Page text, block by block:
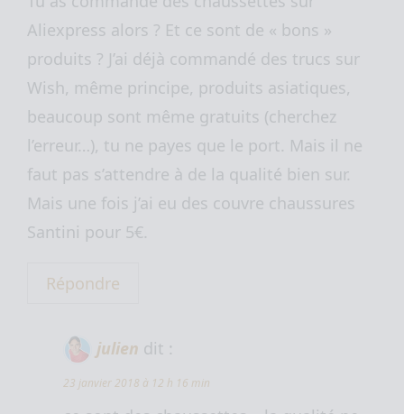
Aliexpress alors ? Et ce sont de « bons »
produits ? J’ai déjà commandé des trucs sur
Wish, même principe, produits asiatiques,
beaucoup sont même gratuits (cherchez
l’erreur…), tu ne payes que le port. Mais il ne
faut pas s’attendre à de la qualité bien sur.
Mais une fois j’ai eu des couvre chaussures
Santini pour 5€.
Répondre
julien dit :
23 janvier 2018 à 12 h 16 min